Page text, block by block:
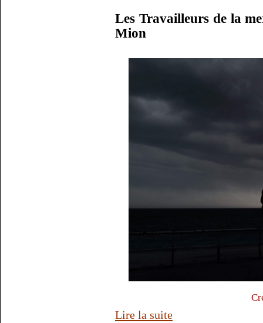
Les Travailleurs de la
Mion
Lire la suite